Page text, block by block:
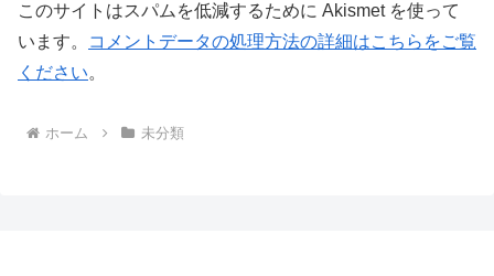
このサイトはスパムを低減するために Akismet を使って
います。
コメントデータの処理方法の詳細はこちらをご覧
ください。
ホーム 未分類